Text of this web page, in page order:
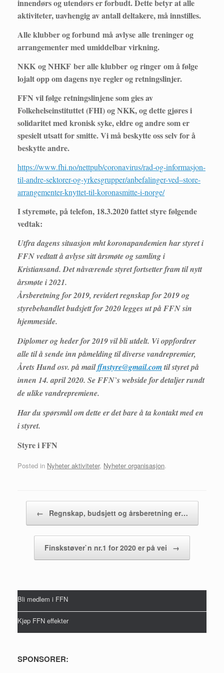
innendørs og utendørs er forbudt. Dette betyr at alle
aktiviteter, uavhengig av antall deltakere, må innstilles.
Alle klubber og forbund må avlyse alle treninger og
arrangementer med umiddelbar virkning.
NKK og NHKF ber alle klubber og ringer om å følge
lojalt opp om dagens nye regler og retningslinjer.
FFN vil følge retningslinjene som gies av
Folkehelseinstituttet (FHI) og NKK, og dette gjøres i
solidaritet med kronisk syke, eldre og andre som er
spesielt utsatt for smitte. Vi må beskytte oss selv for å
beskytte andre.
https://www.fhi.no/nettpub/coronavirus/rad-og-informasjon-
til-andre-sektorer-og-yrkesgrupper/anbefalinger-ved–store-
arrangementer-knyttet-til-koronasmitte-i-norge/
I styremøte, på telefon, 18.3.2020 fattet styre følgende
vedtak:
Utfra dagens situasjon mht koronapandemien har styret i
FFN vedtatt å avlyse sitt årsmøte og samling i
Kristiansand. Det nåværende styret fortsetter fram til nytt
årsmøte i 2021.
Årsberetning for 2019, revidert regnskap for 2019 og
styrebehandlet budsjett for 2020 legges ut på FFN sin
hjemmeside.
Diplomer og heder for 2019 vil bli utdelt. Vi oppfordrer
alle til å sende inn påmelding til diverse vandrepremier,
Årets Hund osv. på mailffnstyre@gmail.comtil styret på
innen 14. april 2020. Se FFN`s webside for detaljer rundt
de ulike vandrepremiene.
Har du spørsmål om dette er det bare å ta kontakt med en
i styret.
Styre i FFN
Posted in Nyheter aktiviteter, Nyheter organisasjon.
← Regnskap, budsjett og årsberetning er…
Finskstøver`n nr.1 for 2020 er på vei →
Bli medlem i FFN
Kjøp FFN effekter
SPONSORER: